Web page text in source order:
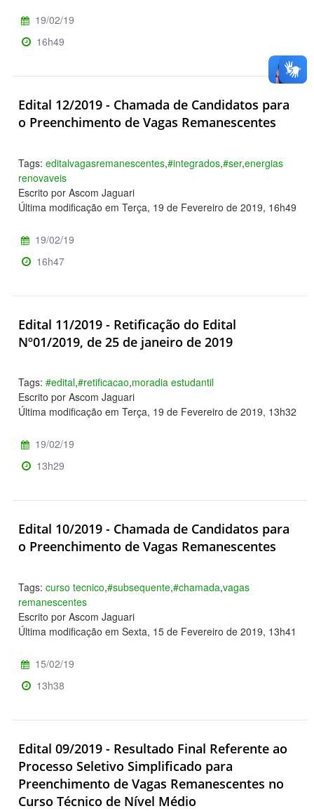
19/02/19
16h49
Edital 12/2019 - Chamada de Candidatos para
o Preenchimento de Vagas Remanescentes
Tags: editalvagasremanescentes,#integrados,#ser,energias
renovaveis
Escrito por Ascom Jaguari
Última modificação em Terça, 19 de Fevereiro de 2019, 16h49
19/02/19
16h47
Edital 11/2019 - Retificação do Edital
Nº01/2019, de 25 de janeiro de 2019
Tags: #edital,#retificacao,moradia estudantil
Escrito por Ascom Jaguari
Última modificação em Terça, 19 de Fevereiro de 2019, 13h32
19/02/19
13h29
Edital 10/2019 - Chamada de Candidatos para
o Preenchimento de Vagas Remanescentes
Tags: curso tecnico,#subsequente,#chamada,vagas
remanescentes
Escrito por Ascom Jaguari
Última modificação em Sexta, 15 de Fevereiro de 2019, 13h41
15/02/19
13h38
Edital 09/2019 - Resultado Final Referente ao
Processo Seletivo Simplificado para
Preenchimento de Vagas Remanescentes no
Curso Técnico de Nível Médio